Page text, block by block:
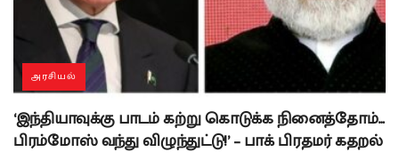
அரசியல்
‘இந்தியாவுக்கு பாடம் கற்று கொடுக்க நினைத்தோம்…
பிரம்மோஸ் வந்து விழுந்துட்டு!’ – பாக் பிரதமர் கதறல்